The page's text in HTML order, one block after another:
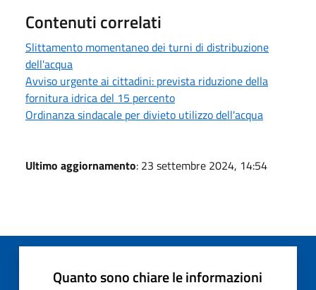
Contenuti correlati
Slittamento momentaneo dei turni di distribuzione
dell'acqua
Avviso urgente ai cittadini: prevista riduzione della
fornitura idrica del 15 percento
Ordinanza sindacale per divieto utilizzo dell'acqua
Ultimo aggiornamento: 23 settembre 2024, 14:54
Quanto sono chiare le informazioni